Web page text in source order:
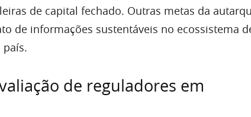
de capital fechado. Outras metas da
de informações sustentáveis no ecossistema
país.
de reguladores em